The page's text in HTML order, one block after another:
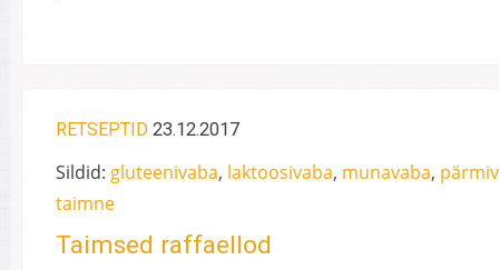
RETSEPTID 23.12.2017
Sildid: gluteenivaba, laktoosivaba, munavaba,
taimne
Taimsed raffaellod